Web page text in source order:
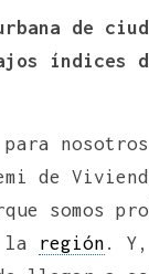
de
índices
de
somos
la región . Y,